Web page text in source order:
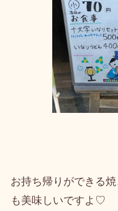
お持ち帰りができる
も美味しいですよ♡